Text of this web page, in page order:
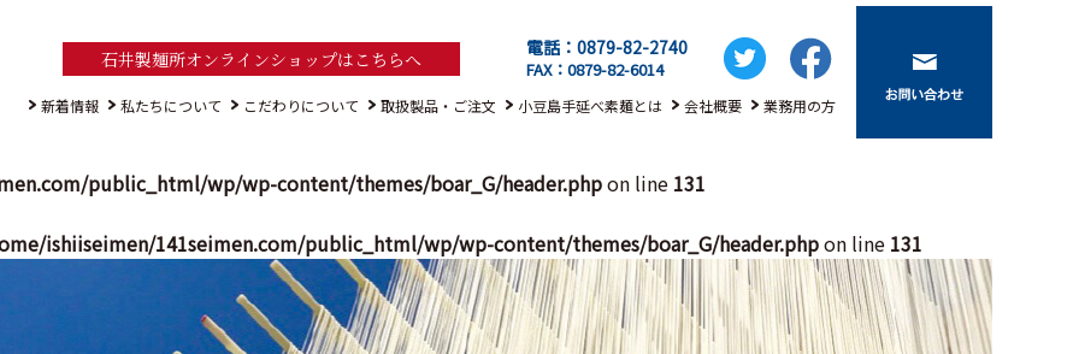
石井製麺所オンラインショップはこちらへ 電話：0879-82-2740
FAX：0879-82-6014
新着情報 私たちについて こだわりについて 取扱製品・ご注文 小豆島手延べ素麺とは 会社概要 業務用の方
public_html/wp/wp-content/themes/boar_G/header.phpon line 131
ishiiseimen/141seimen.com/public_html/wp/wp-content/themes/boar_G/header.phpon line 131